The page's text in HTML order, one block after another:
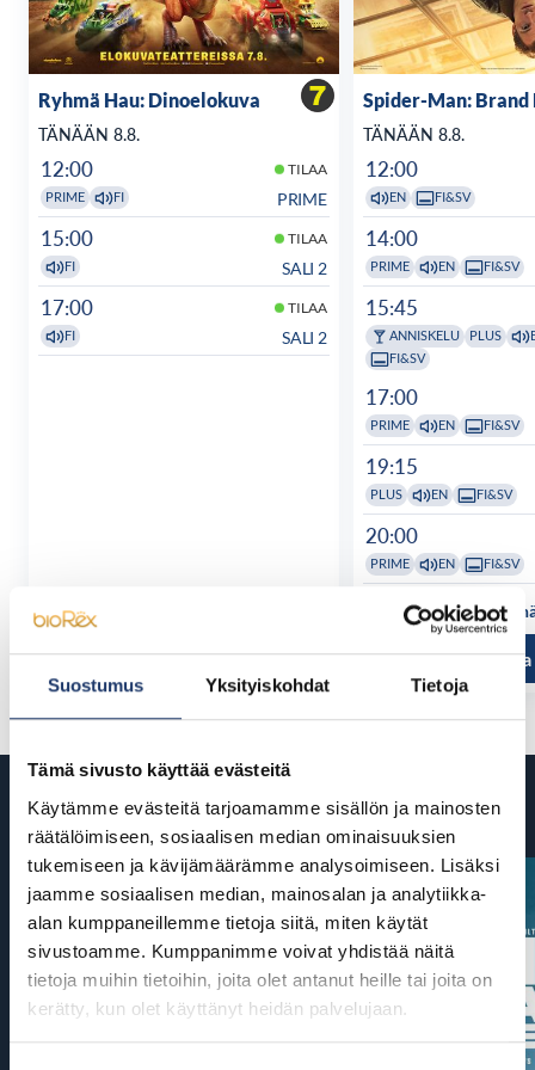
Suostumus Yksityiskohdat Tietoja
Tämä sivusto käyttää evästeitä
Käytämme evästeitä tarjoamamme sisällön ja mainosten
räätälöimiseen, sosiaalisen median ominaisuuksien
tukemiseen ja kävijämäärämme analysoimiseen. Lisäksi
jaamme sosiaalisen median, mainosalan ja analytiikka-
alan kumppaneillemme tietoja siitä, miten käytät
sivustoamme. Kumppanimme voivat yhdistää näitä
tietoja muihin tietoihin, joita olet antanut heille tai joita on
kerätty, kun olet käyttänyt heidän palvelujaan.
Ryhmä Hau: Dinoelokuva
TÄNÄÄN 8.8.
12:00 TILAA
PRIME FI PRIME
15:00 TILAA
FI SALI 2
17:00 TILAA
FI SALI 2
Tutustu ja osta
Spider-Man: Brand
TÄNÄÄN 8.8.
12:00
EN FI&SV
14:00
PRIME EN FI&SV
15:45
ANNISKELU PLUS
FI&SV
17:00
PRIME EN FI&SV
19:15
PLUS EN FI&SV
20:00
PRIME EN FI&SV
Katso kaikki
Tutustu ja
Tulossa